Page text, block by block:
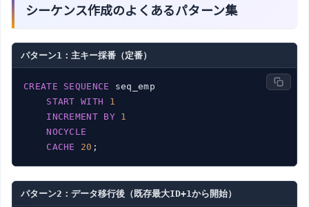
シーケンス作成のよくあるパターン集
パターン1：主キー採番（定番）
CREATE SEQUENCE
seq_emp
START
WITH
1
INCREMENT
BY
1
NOCYCLE
CACHE
20
パターン2：データ移行後（既存最大ID+1から開始）